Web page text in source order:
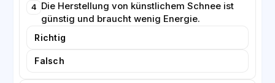
4 Die Herstellung von künstlichem Schnee ist
günstig und braucht wenig Energie.
Richtig
Falsch